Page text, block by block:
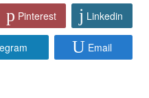
Pinterest Linkedin
Email